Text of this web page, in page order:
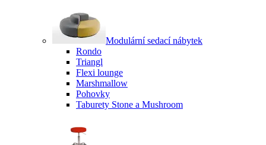
Modulární sedací nábytek
Rondo
Triangl
Flexi lounge
Marshmallow
Pohovky
Taburety Stone a Mushroom